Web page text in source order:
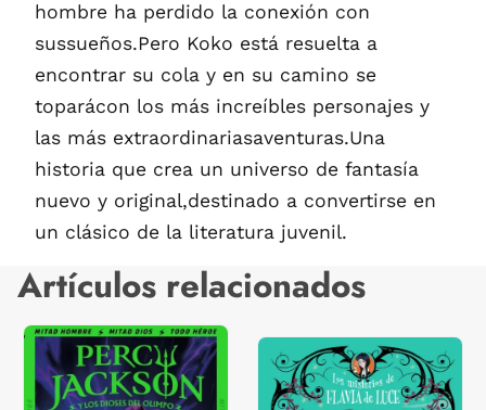
hombre ha perdido la conexión con
sussueños.Pero Koko está resuelta a
encontrar su cola y en su camino se
toparácon los más increíbles personajes y
las más extraordinariasaventuras.Una
historia que crea un universo de fantasía
nuevo y original,destinado a convertirse en
un clásico de la literatura juvenil.
Artículos relacionados